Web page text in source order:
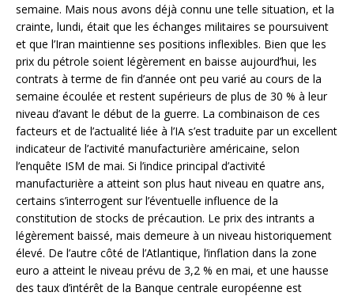
semaine. Mais nous avons déjà connu une telle situation, et la
crainte, lundi, était que les échanges militaires se poursuivent
et que l’Iran maintienne ses positions inflexibles. Bien que les
prix du pétrole soient légèrement en baisse aujourd’hui, les
contrats à terme de fin d’année ont peu varié au cours de la
semaine écoulée et restent supérieurs de plus de 30 % à leur
niveau d’avant le début de la guerre. La combinaison de ces
facteurs et de l’actualité liée à l’IA s’est traduite par un excellent
indicateur de l’activité manufacturière américaine, selon
l’enquête ISM de mai. Si l’indice principal d’activité
manufacturière a atteint son plus haut niveau en quatre ans,
certains s’interrogent sur l’éventuelle influence de la
constitution de stocks de précaution. Le prix des intrants a
légèrement baissé, mais demeure à un niveau historiquement
élevé. De l’autre côté de l’Atlantique, l’inflation dans la zone
euro a atteint le niveau prévu de 3,2 % en mai, et une hausse
des taux d’intérêt de la Banque centrale européenne est